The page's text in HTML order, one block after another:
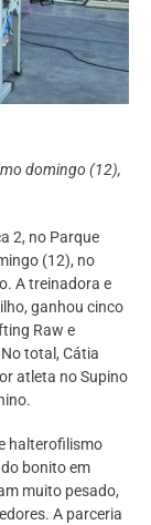
domingo (12),
2, no Parque
(12), no
A treinadora e
ganhou cinco
Raw e
total, Cátia
atleta no Supino
halterofilismo
bonito em
muito pesado,
A parceria